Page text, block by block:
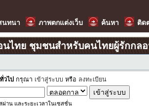
นทนา ภาพตกแต่งเว็บ ค้นหา ติด
ไทย ชุมชนสำหรับคนไทยผู้รักกล
วไป กรุณา เข้าสู่ระบบ หรือ ลงทะเบียน
าน และระยะเวลาในเซสชั่น